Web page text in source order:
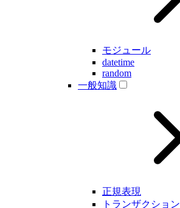
モジュール
datetime
random
一般知識
正規表現
トランザクション